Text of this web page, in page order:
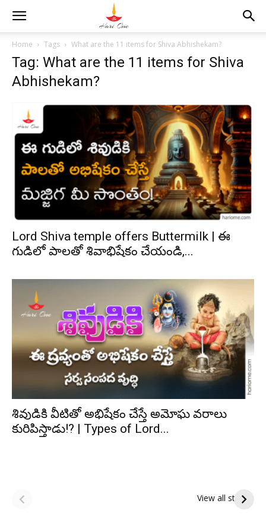
Home Tags What are the 11 items for Shiva Abhishekam?
Tag: What are the 11 items for Shiva
Abhishekam?
Lord Shiva temple offers Buttermilk | ఈ
గుడిలో పాలతో శివాభిషేకం చేయండి,...
శివుడికి వీటితో అభిషేకం చేస్తే అమోఘ వరాలు
కురిపిస్తాడు!? | Types of Lord...
View all stories
పితృదేవతల ఆశీర్వాదం
పొందే పవిత్ర రోజు
ఇంద్రకీలాద్రి గిరి ప్రదక్షిణ